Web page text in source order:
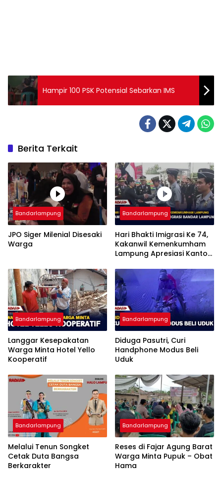
Hampir 100 PSK Potensial Sebarkan IMS
Berita Terkait
Bandarlampung
JPO Siger Milenial Disesaki
Warga
Bandarlampung
Hari Bhakti Imigrasi Ke 74,
Kakanwil Kemenkumham
Lampung Apresiasi Kantor
Bandarlampung
Langgar Kesepakatan
Warga Minta Hotel Yello
Kooperatif
Bandarlampung
Diduga Pasutri, Curi
Handphone Modus Beli
Uduk
Bandarlampung
Melalui Tenun Songket
Cetak Duta Bangsa
Berkarakter
Bandarlampung
Reses di Fajar Agung Barat
Warga Minta Pupuk – Obat
Hama